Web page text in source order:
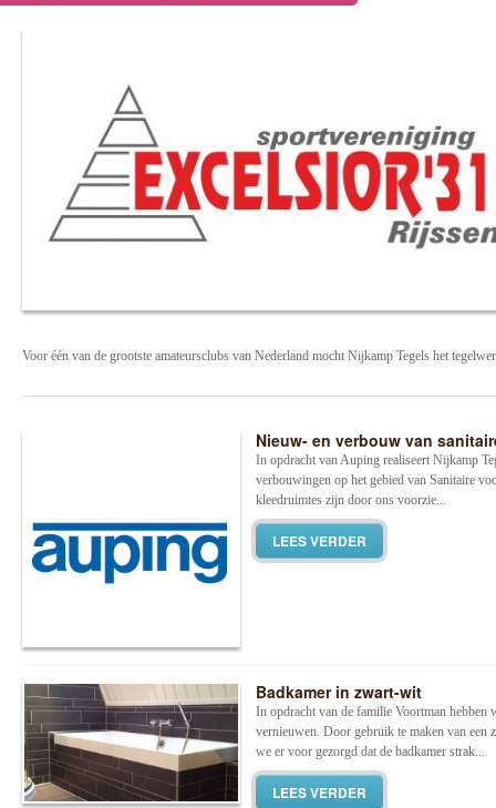
Voor één van de grootste amateursclubs van Nederland mocht Nijkamp Tegels het
Nieuw- en verbouw van
In opdracht van Auping realiseert Nijkamp
verbouwingen op het gebied van Sanitaire
kleedruimtes zijn door ons voorzie...
LEES VERDER
Badkamer in zwart-wit
In opdracht van de familie Voortman hebben
vernieuwen. Door gebruik te maken van een
we er voor gezorgd dat de badkamer strak...
LEES VERDER